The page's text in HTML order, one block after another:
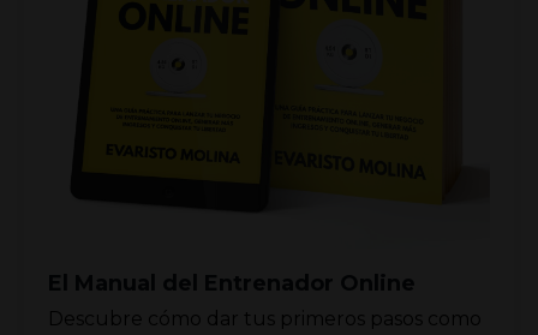
Descubre cómo dar tus primeros pasos como